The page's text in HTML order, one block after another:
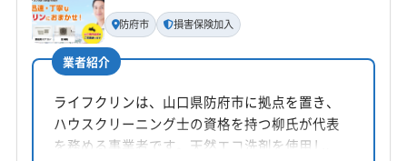
防府市 損害保険加入
業者紹介
ライフクリンは、山口県防府市に拠点を置き、
ハウスクリーニング士の資格を持つ柳氏が代表
を務める事業者です。天然エコ洗剤を使用し、